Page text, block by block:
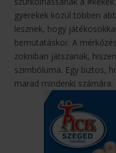
gyerekek közül többen
lesznek, hogy
bemutatáskor. A
zokniban játszanak,
szimbóluma. Egy biztos,
marad mindenki számára.